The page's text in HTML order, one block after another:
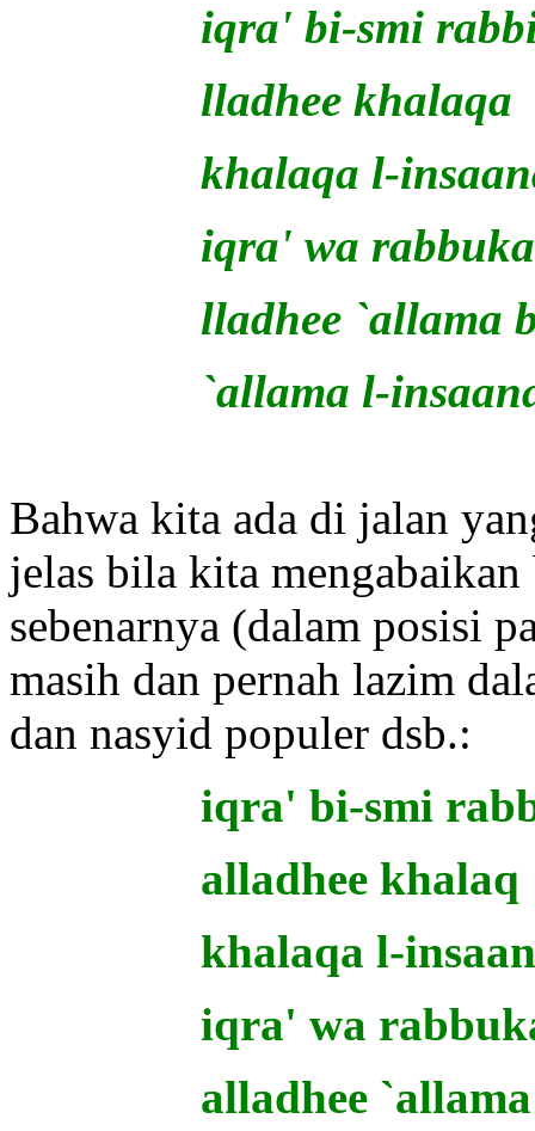
iqra' bi-smi
lladhee khalaqa
khalaqa l-
iqra' wa
lladhee `allama
`allama l-
Bahwa kita ada di jalan
jelas bila kita
sebenarnya (dalam posisi
masih dan pernah lazim
dan nasyid populer dsb.:
iqra' bi-smi
alladhee khalaq
khalaqa l-
iqra' wa
alladhee